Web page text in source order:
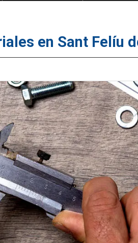
en Sant Felíu